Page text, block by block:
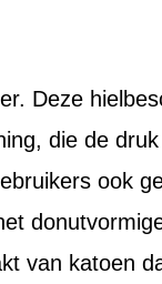
Deze
die de
ook
van katoen